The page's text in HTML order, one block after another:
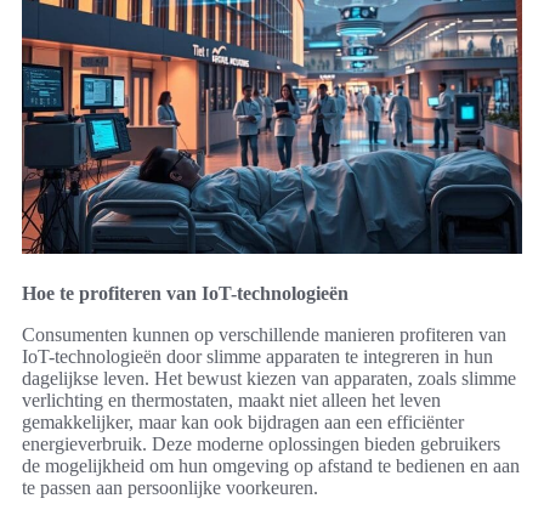
Hoe te profiteren van IoT-technologieën
Consumenten kunnen op verschillende manieren profiteren van
IoT-technologieën door slimme apparaten te integreren in hun
dagelijkse leven. Het bewust kiezen van apparaten, zoals slimme
verlichting en thermostaten, maakt niet alleen het leven
gemakkelijker, maar kan ook bijdragen aan een efficiënter
energieverbruik. Deze moderne oplossingen bieden gebruikers
de mogelijkheid om hun omgeving op afstand te bedienen en aan
te passen aan persoonlijke voorkeuren.